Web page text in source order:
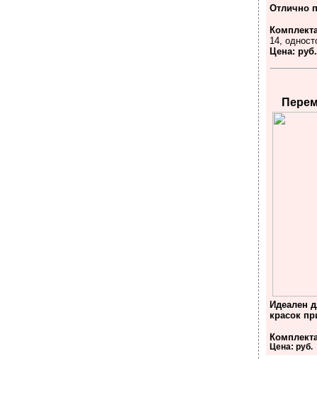
Отлично
14,
Цена: руб.
Идеален
красок
Цена: руб.